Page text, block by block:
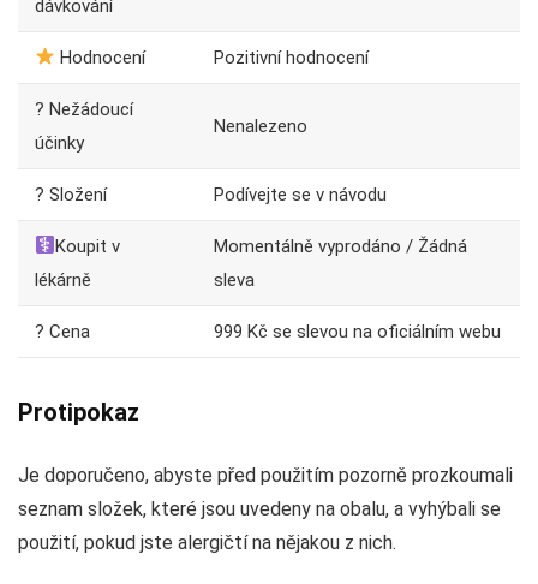
dávkování
Hodnocení Pozitivní hodnocení
? Nežádoucí
účinky
Nenalezeno
? Složení Podívejte se v návodu
Koupit v
lékárně
Momentálně vyprodáno / Žádná
sleva
? Cena 999 Kč se slevou na oficiálním webu
Protipokaz
Je doporučeno, abyste před použitím pozorně prozkoumali
seznam složek, které jsou uvedeny na obalu, a vyhýbali se
použití, pokud jste alergičtí na nějakou z nich.